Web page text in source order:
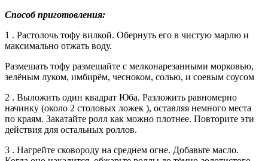
Способ приготовления:
1 . Растолочь тофу вилкой. Обернуть его в чистую марлю и
максимально отжать воду.
Размешать тофу размешайте с мелконарезанными морковью,
зелёным луком, имбирём, чесноком, солью, и соевым соусом
2 . Выложить один квадрат Юба. Разложить равномерно
начинку (около 2 столовых ложек ), оставляя немного места
по краям. Закатайте ролл как можно плотнее. Повторите эти
действия для остальных роллов.
3 . Нагрейте сковороду на среднем огне. Добавьте масло.